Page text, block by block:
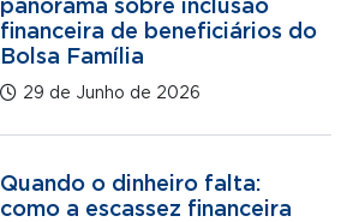
panorama sobre inclusão
financeira de beneficiários do
Bolsa Família
29 de Junho de 2026
Quando o dinheiro falta:
como a escassez financeira